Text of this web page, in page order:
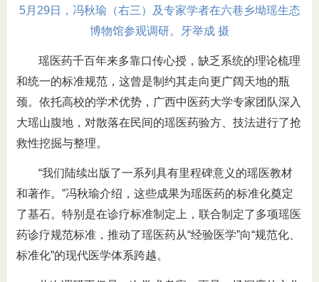
5月29日，冯秋瑜（右三）及专家学者在六巷乡坳瑶生态
博物馆参观调研。牙举成 摄
瑶医药千百年来多靠口传心授，缺乏系统的理论梳理
和统一的标准规范，这曾是制约其走向更广阔天地的瓶
颈。依托高校的学术优势，广西中医药大学专家团队深入
大瑶山腹地，对散落在民间的瑶医药验方、技法进行了抢
救性挖掘与整理。
“我们陆续出版了一系列具有里程碑意义的瑶医教材
和著作。”冯秋瑜介绍，这些成果为瑶医药的标准化奠定
了基石。特别是在诊疗标准制定上，联合制定了多项瑶医
药诊疗规范标准，推动了瑶医药从“经验医学”向“规范化、
标准化”的现代医学体系跨越。